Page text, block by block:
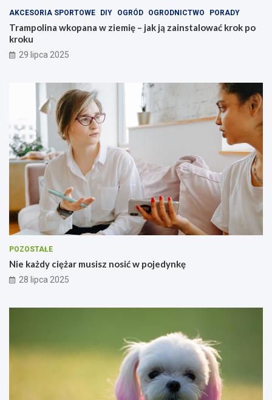
AKCESORIA SPORTOWE DIY OGRÓD OGRODNICTWO PORADY
Trampolina wkopana w ziemię – jak ją zainstalować krok po
kroku
29 lipca 2025
POZOSTAŁE
Nie każdy ciężar musisz nosić w pojedynkę
28 lipca 2025